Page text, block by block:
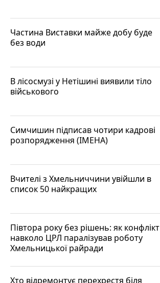
Частина Виставки майже добу буде
без води
В лісосмузі у Нетішині виявили тіло
військового
Симчишин підписав чотири кадрові
розпорядження (ІМЕНА)
Вчителі з Хмельниччини увійшли в
список 50 найкращих
Півтора року без рішень: як конфлікт
навколо ЦРЛ паралізував роботу
Хмельницької райради
Хто відремонтує перехрестя біля